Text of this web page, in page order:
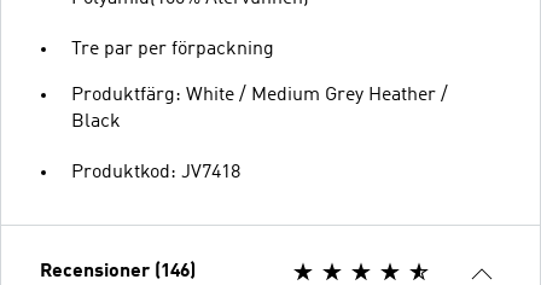
Tre par per förpackning
Produktfärg: White / Medium Grey Heather /
Black
Produktkod: JV7418
Recensioner (146)